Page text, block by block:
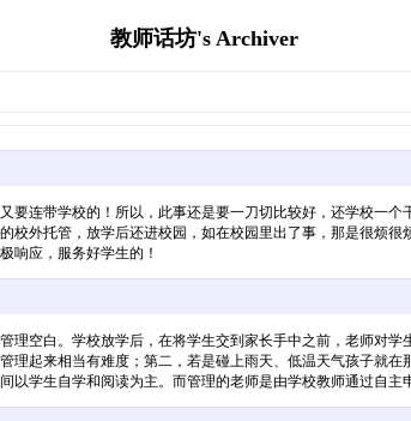
教师话坊's Archiver
连带学校的！所以，此事还是要一刀切比较好，还学校一
外托管，放学后还进校园，如在校园里出了事，那是很烦
响应，服务好学生的！
空白。学校放学后，在将学生交到家长手中之前，老师对
起来相当有难度；第二，若是碰上雨天、低温天气孩子就
学生自学和阅读为主。而管理的老师是由学校教师通过自主